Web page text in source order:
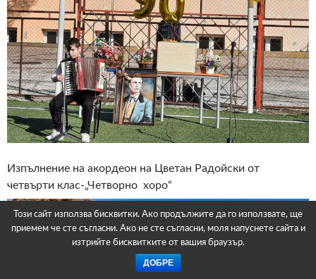
Изпълнение на акордеон на Цветан Радойски от
четвърти клас-„Четворно хоро“
Този сайт използва бисквитки. Ако продължите да го използвате, ще
приемем че сте съгласни. Ако не сте съгласни, моля напуснете сайта и
изтрийте бисквитките от вашия браузър.
ДОБРЕ